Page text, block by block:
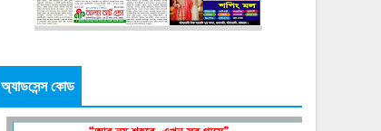
অ্যাডসেন্স কোড